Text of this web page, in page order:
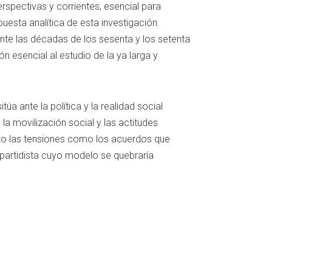
y corrientes, esencial para
analítica de esta investigación.
las décadas de los sesenta y los setenta
esencial al estudio de la ya larga y
ante la política y la realidad social
movilización social y las actitudes
las tensiones como los acuerdos que
cuyo modelo se quebraría